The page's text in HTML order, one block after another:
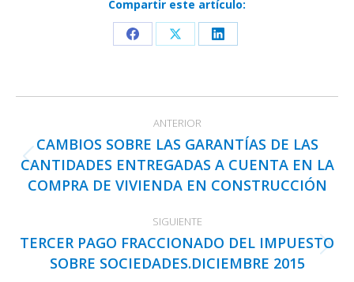
Compartir este artículo:
Share
Facebook
Share
X
Share
LinkedIn
entre
publicaciones
ANTERIOR
Publicación
anterior:
CAMBIOS SOBRE LAS GARANTÍAS DE LAS
CANTIDADES ENTREGADAS A CUENTA EN LA
COMPRA DE VIVIENDA EN CONSTRUCCIÓN
SIGUIENTE
Publicación
siguiente:
TERCER PAGO FRACCIONADO DEL IMPUESTO
SOBRE SOCIEDADES.DICIEMBRE 2015